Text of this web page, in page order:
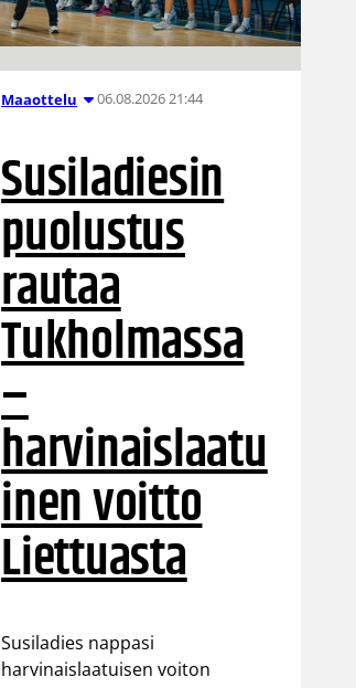
Maaottelu 06.08.2026 21:44
Susiladiesin
puolustus
rautaa
Tukholmassa
–
harvinaislaatu
inen voitto
Liettuasta
Susiladies nappasi
harvinaislaatuisen voiton